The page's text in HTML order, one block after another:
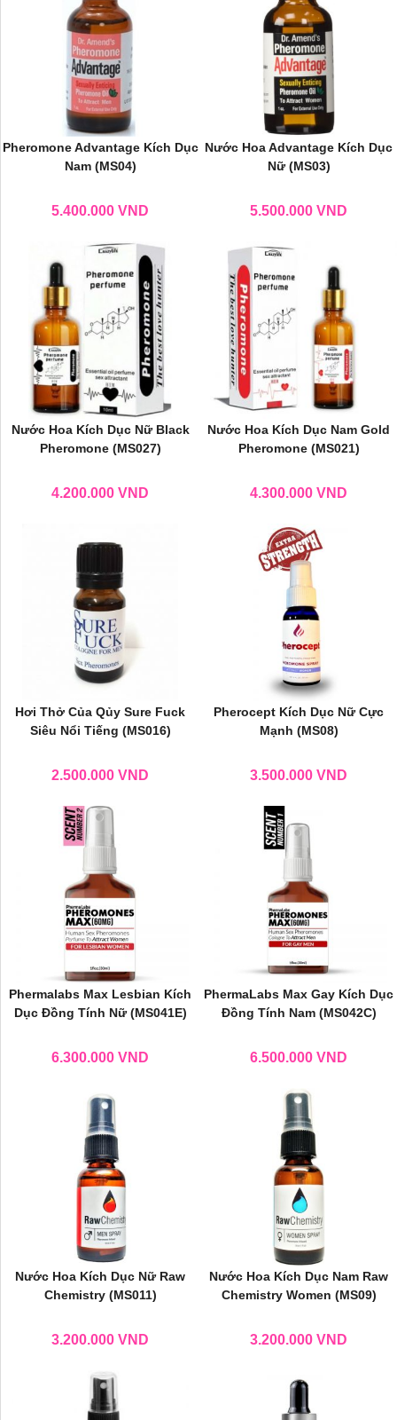
Pheromone Advantage Kích Dục
Nam (MS04)
5.400.000 VND
Nước Hoa Advantage Kích Dục
Nữ (MS03)
5.500.000 VND
Nước Hoa Kích Dục Nữ Black
Pheromone (MS027)
4.200.000 VND
Nước Hoa Kích Dục Nam Gold
Pheromone (MS021)
4.300.000 VND
Hơi Thở Của Qủy Sure Fuck
Siêu Nổi Tiếng (MS016)
2.500.000 VND
Pherocept Kích Dục Nữ Cực
Mạnh (MS08)
3.500.000 VND
Phermalabs Max Lesbian Kích
Dục Đồng Tính Nữ (MS041E)
6.300.000 VND
PhermaLabs Max Gay Kích Dục
Đồng Tính Nam (MS042C)
6.500.000 VND
Nước Hoa Kích Dục Nữ Raw
Chemistry (MS011)
3.200.000 VND
Nước Hoa Kích Dục Nam Raw
Chemistry Women (MS09)
3.200.000 VND